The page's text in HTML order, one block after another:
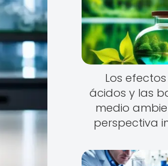
Los
ácidos y las
medio
perspectiva